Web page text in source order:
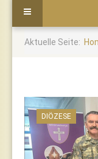
Aktuelle Seite:
DIÖZESE